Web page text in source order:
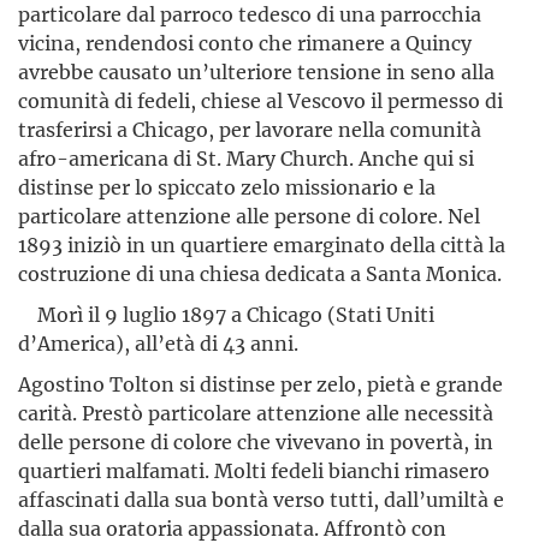
particolare dal parroco tedesco di una parrocchia
vicina, rendendosi conto che rimanere a Quincy
avrebbe causato un’ulteriore tensione in seno alla
comunità di fedeli, chiese al Vescovo il permesso di
trasferirsi a Chicago, per lavorare nella comunità
afro-americana di St. Mary Church. Anche qui si
distinse per lo spiccato zelo missionario e la
particolare attenzione alle persone di colore. Nel
1893 iniziò in un quartiere emarginato della città la
costruzione di una chiesa dedicata a Santa Monica.
Morì il 9 luglio 1897 a Chicago (Stati Uniti
d’America), all’età di 43 anni.
Agostino Tolton si distinse per zelo, pietà e grande
carità. Prestò particolare attenzione alle necessità
delle persone di colore che vivevano in povertà, in
quartieri malfamati. Molti fedeli bianchi rimasero
affascinati dalla sua bontà verso tutti, dall’umiltà e
dalla sua oratoria appassionata. Affrontò con